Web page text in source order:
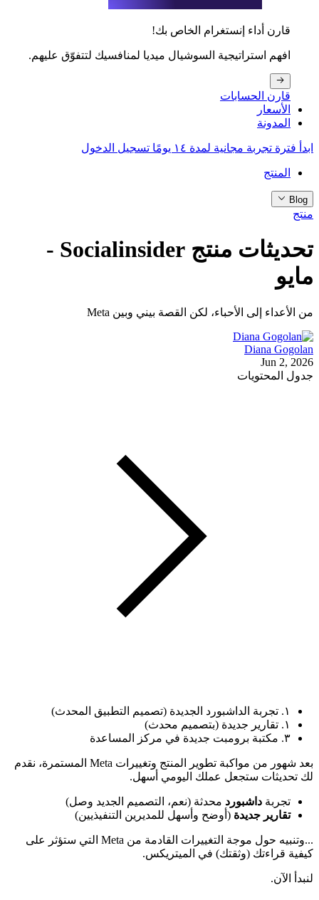
قارن أداء إنستغرام الخاص بك!
افهم استراتيجية السوشيال ميديا لمنافسيك لتتفوّق عليهم.
قارن الحسابات
الأسعار
المدونة
ابدأ فترة تجربة مجانية لمدة ١٤ يومًا تسجيل الدخول
المنتج
Blog
منتج
تحديثات منتج Socialinsider -
مايو
من الأعداء إلى الأحباء، لكن القصة بيني وبين Meta
Diana Gogolan
Jun 2, 2026
جدول المحتويات
١. تجربة الداشبورد الجديدة (تصميم التطبيق المحدث)
١. تقارير جديدة (بتصميم محدث)
٣. مكتبة برومبت جديدة في مركز المساعدة
بعد شهور من مواكبة تطوير المنتج وتغييرات Meta المستمرة، نقدم
لك تحديثات ستجعل عملك اليومي أسهل.
تجربة داشبورد محدثة (نعم، التصميم الجديد وصل)
تقارير جديدة (أوضح وأسهل للمديرين التنفيذيين)
...وتنبيه حول موجة التغييرات القادمة من Meta التي ستؤثر على
كيفية قراءتك (وثقتك) في الميتريكس.
لنبدأ الآن.